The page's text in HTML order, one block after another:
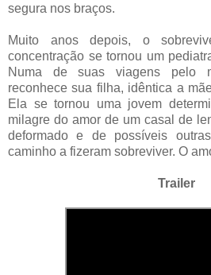
segura nos braços.
Muito anos depois, o
concentração se tornou um
Numa de suas viagens pelo
reconhece sua filha, idêntica a
Ela se tornou uma jovem
milagre do amor de um casal de
deformado e de possíveis
caminho a fizeram sobreviver. O
Trailer